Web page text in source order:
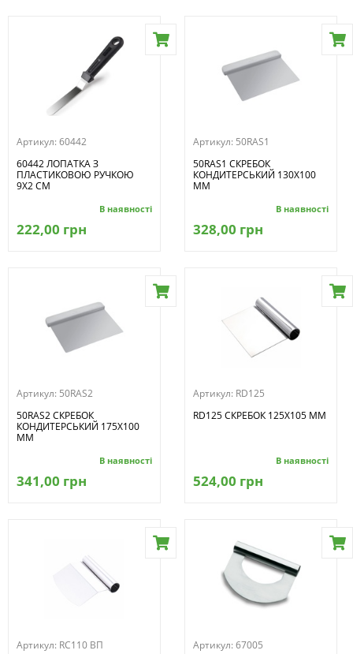
Артикул: 60442
60442 ЛОПАТКА З
ПЛАСТИКОВОЮ РУЧКОЮ
9Х2 СМ
В наявності
222,00 грн
Артикул: 50RAS1
50RAS1 СКРЕБОК
КОНДИТЕРСЬКИЙ 130X100
MM
В наявності
328,00 грн
Артикул: 50RAS2
50RAS2 СКРЕБОК
КОНДИТЕРСЬКИЙ 175X100
MM
В наявності
341,00 грн
Артикул: RD125
RD125 СКРЕБОК 125X105 ММ
В наявності
524,00 грн
Артикул: RC110 ВП
Артикул: 67005